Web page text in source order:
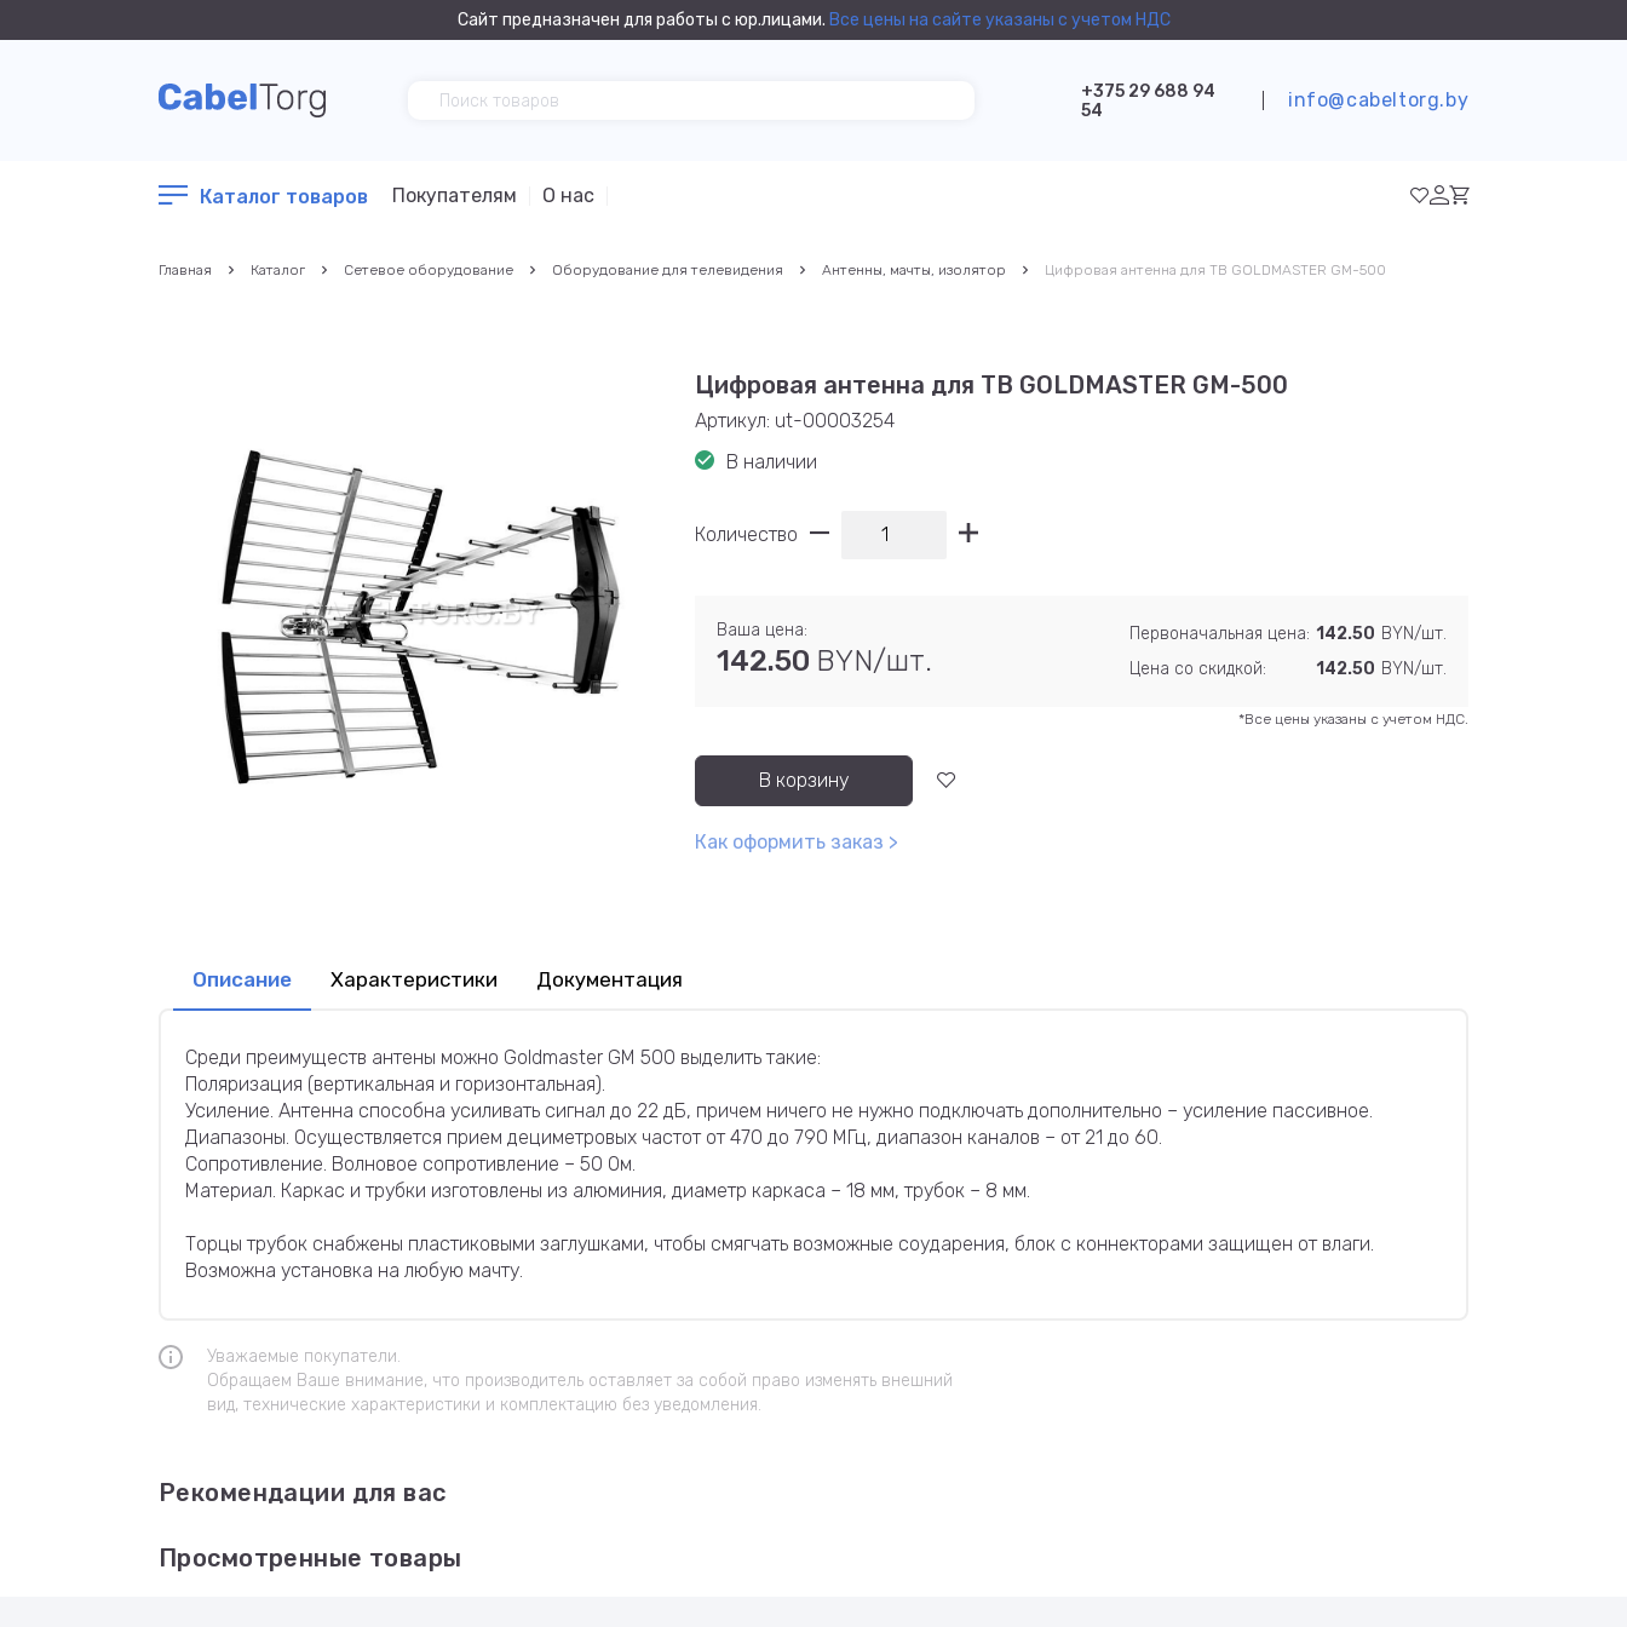
Сайт предназначен для работы с юр.лицами. Все цены на сайте указаны с учетом НДС
+375 29 688 94
54
info@cabeltorg.by
Каталог товаров Покупателям О нас
Главная Каталог Сетевое оборудование Оборудование для телевидения Антенны, мачты, изолятор Цифровая антенна для ТВ GOLDMASTER GM-500
Цифровая антенна для ТВ GOLDMASTER GM-500
Артикул: ut-00003254
В наличии
Количество
Ваша цена:
142.50 BYN/шт.
Первоначальная цена: 142.50 BYN/шт.
Цена со скидкой:
142.50 BYN/шт.
*Все цены указаны с учетом НДС.
В корзину
Как оформить заказ >
Описание Характеристики Документация
Среди преимуществ антены можно Goldmaster GM 500 выделить такие:
Поляризация (вертикальная и горизонтальная).
Усиление. Антенна способна усиливать сигнал до 22 дБ, причем ничего не нужно подключать дополнительно – усиление пассивное.
Диапазоны. Осуществляется прием дециметровых частот от 470 до 790 МГц, диапазон каналов – от 21 до 60.
Сопротивление. Волновое сопротивление – 50 Ом.
Материал. Каркас и трубки изготовлены из алюминия, диаметр каркаса – 18 мм, трубок – 8 мм.
Торцы трубок снабжены пластиковыми заглушками, чтобы смягчать возможные соударения, блок с коннекторами защищен от влаги.
Возможна установка на любую мачту.
Уважаемые покупатели.
Обращаем Ваше внимание, что производитель оставляет за собой право изменять внешний
вид, технические характеристики и комплектацию без уведомления.
Рекомендации для вас
Просмотренные товары